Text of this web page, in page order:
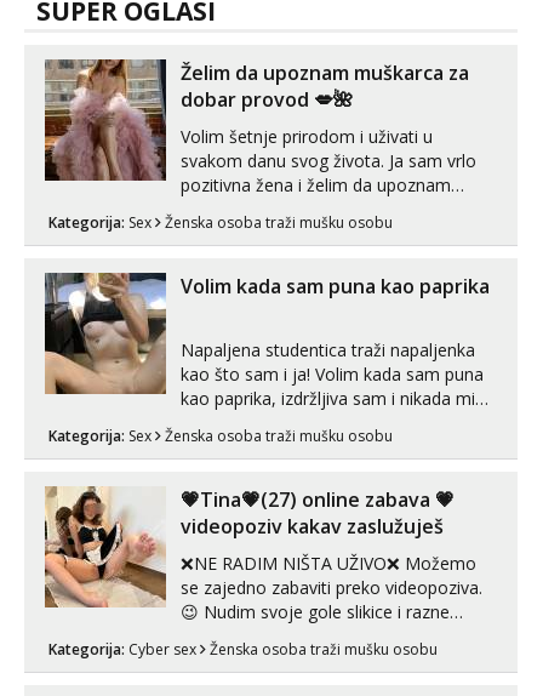
SUPER OGLASI
Želim da upoznam muškarca za
dobar provod 💋🌺
Volim šetnje prirodom i uživati u
svakom danu svog života. Ja sam vrlo
pozitivna žena i želim da upoznam
može i nešto više.💋🌺 Klikni na link
Kategorija: Sex Ženska osoba traži mušku osobu
Volim kada sam puna kao paprika
Napaljena studentica traži napaljenka
kao što sam i ja! Volim kada sam puna
kao paprika, izdržljiva sam i nikada mi
puta dnevno bilo kad i bilo gdje zato se
link ispod i nadji me tamo, cekam te!
Kategorija: Sex Ženska osoba traži mušku osobu
💗Tina💗(27) online zabava 💗
videopoziv kakav zaslužuješ
❌NE RADIM NIŠTA UŽIVO❌ Možemo
se zajedno zabaviti preko videopoziva.
😉 Nudim svoje gole slikice i razne
videouradke. 🤩 Za online zabavu pošalji
poruku na Whatsapp, Telegram ili Viber.
Kategorija: Cyber sex Ženska osoba traži mušku osobu